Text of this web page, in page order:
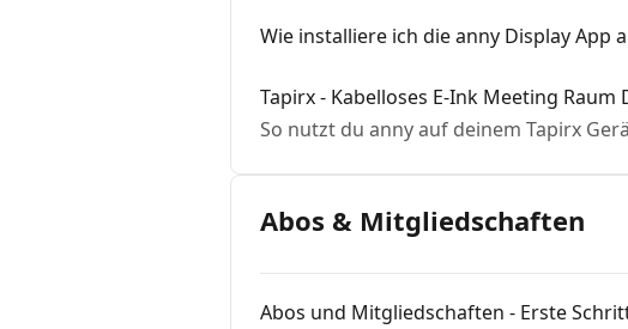
Wie installiere ich die anny Display App
Tapirx - Kabelloses E-Ink Meeting
So nutzt du anny auf deinem Tapirx
Abos & Mitgliedschaften
Abos und Mitgliedschaften - Erste